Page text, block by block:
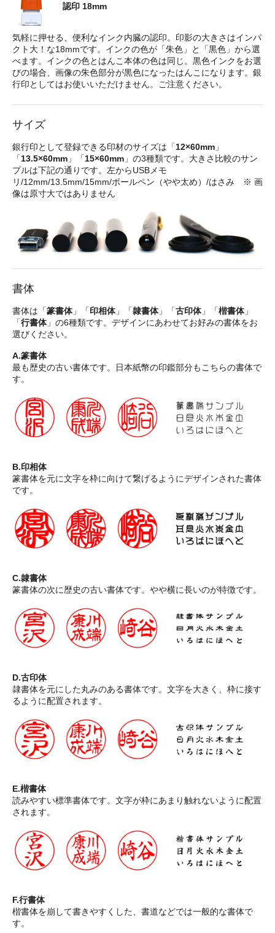
認印 18mm
気軽に押せる、便利なインク内臓の認印。印影の大きさはインパ
クト大！な18mmです。インクの色が「朱色」と「黒色」から選
べます。インクの色とはんこ本体の色は同じ。黒色インクをお選
びの場合、画像の朱色部分が黒色になったはんこになります。銀
行印としてはお使いいただけません。ご注意ください。
サイズ
銀行印として登録できる印材のサイズは「12×60mm 」
「13.5×60mm 」「15×60mm 」の3種類です。大きさ比較のサン
プルは下記の通りです。左からUSBメモ
リ/12mm/13.5mm/15mm/ボールペン（やや太め）/はさみ ※ 画
像は原寸大ではありません
書体
書体は「篆書体」「印相体」「隷書体」「古印体」「楷書体」
「行書体」の6種類です。デザインにあわせてお好みの書体をお
選びください。
A.篆書体
最も歴史の古い書体です。日本紙幣の印鑑部分もこちらの書体で
す。
B.印相体
篆書体を元に文字を枠に向けて繋げるようにデザインされた書体
です。
C.隷書体
篆書体の次に歴史の古い書体です。やや横に長いのが特徴です。
D.古印体
隷書体を元にした丸みのある書体です。文字を大きく、枠に接す
るように配置されます。
E.楷書体
読みやすい標準書体です。文字が枠にあまり触れないように配置
されます。
F.行書体
楷書体を崩して書きやすくした、書道などでは一般的な書体で
す。